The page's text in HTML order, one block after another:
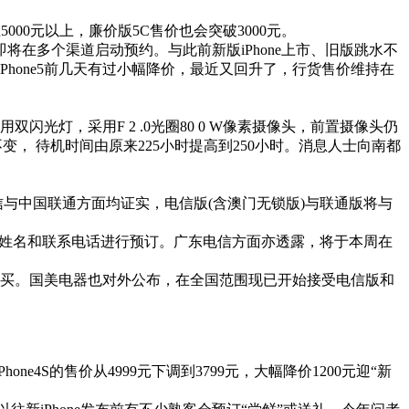
元以上，廉价版5C售价也会突破3000元。
在多个渠道启动预约。与此前新版iPhone上市、旧版跳水不
前几天有过小幅降价，最近又回升了，行货售价维持在
双闪光灯，采用F 2 .0光圈80 0 W像素摄像头，前置摄像头仍
， 待机时间由原来225小时提高到250小时。消息人士向南都
中国联通方面均证实，电信版(含澳门无锁版)与联通版将与
名和联系电话进行预订。广东电信方面亦透露，将于本周在
。国美电器也对外公布，在全国范围现已开始接受电信版和
的售价从4999元下调到3799元，大幅降价1200元迎“新